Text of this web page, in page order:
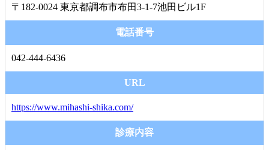
〒 182-0024 東京都調布市布田3-1-7池田ビル1F
電話番号
042-444-6436
URL
https://www.mihashi-shika.com/
診療内容